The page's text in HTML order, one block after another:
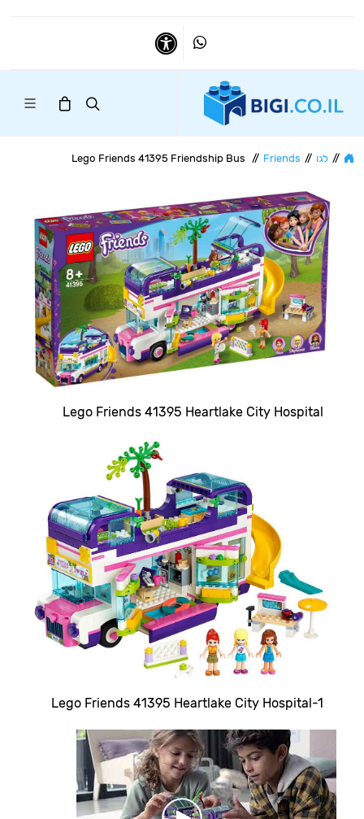
Whatsapp
// לגו //
Friends
//
Lego Friends 41395 Friendship Bus
Lego Friends 41395 Heartlake City Hospital
Lego Friends 41395 Heartlake City Hospital-1